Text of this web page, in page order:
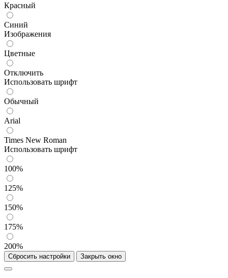
Красный
Синий
Изображения
Цветные
Отключить
Использовать шрифт
Обычный
Arial
Times New Roman
Использовать шрифт
100%
125%
150%
175%
200%
Сбросить настройки Закрыть окно